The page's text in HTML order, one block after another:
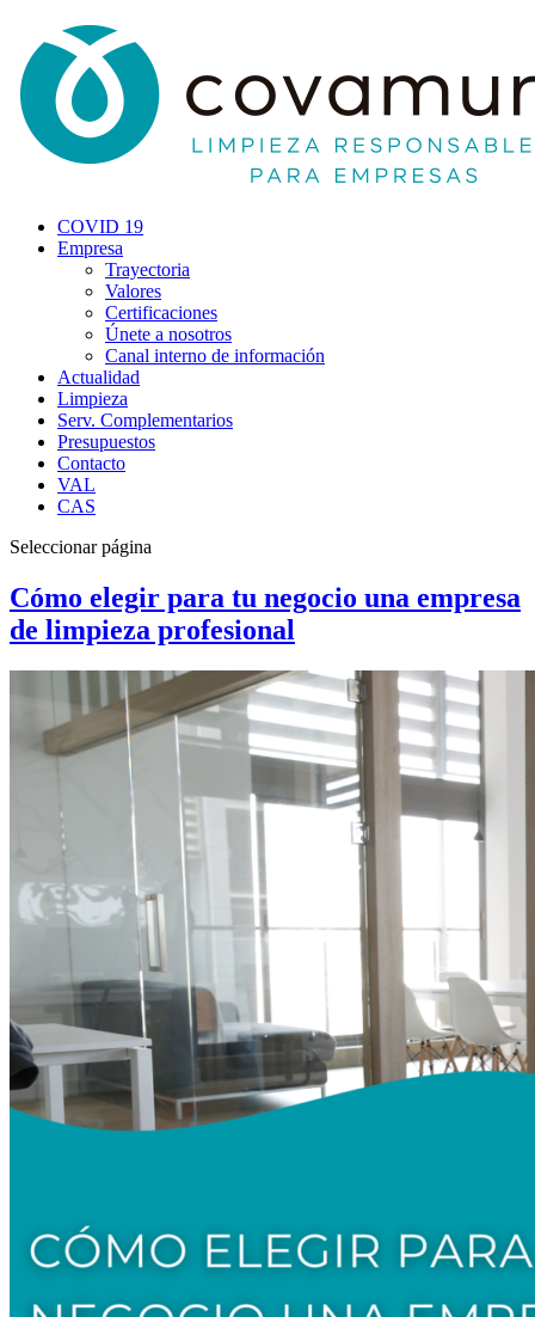
COVID 19
Empresa
Trayectoria
Valores
Certificaciones
Únete a nosotros
Canal interno de información
Actualidad
Limpieza
Serv. Complementarios
Presupuestos
Contacto
VAL
CAS
Seleccionar página
Cómo elegir para tu negocio una empresa
de limpieza profesional